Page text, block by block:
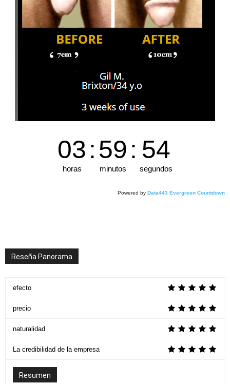
03
horas
:59
minutos
: 53
segundos
Powered by Data443 Evergreen Countdown
Reseña Panorama
efecto
precio
naturalidad
La credibilidad de la empresa
Resumen